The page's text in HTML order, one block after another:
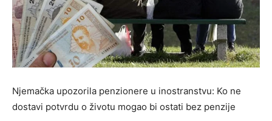
Njemačka upozorila penzionere u inostranstvu: Ko ne
dostavi potvrdu o životu mogao bi ostati bez penzije